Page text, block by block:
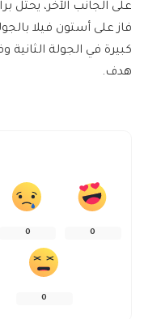
على الجانب الآخر، يحتل
فاز على أستون فيلا
كبيرة في الجولة
هدف.
0
0
0